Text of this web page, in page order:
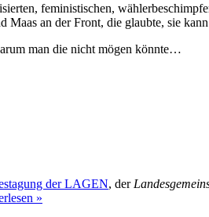
feministischen,
an der Front, die glaubte, sie
man die nicht mögen könnte…
der LAGEN, der
»